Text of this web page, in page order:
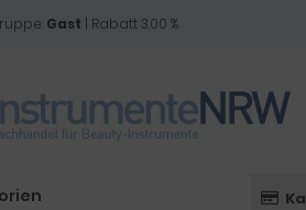
Gast | Rabatt 3.00 %